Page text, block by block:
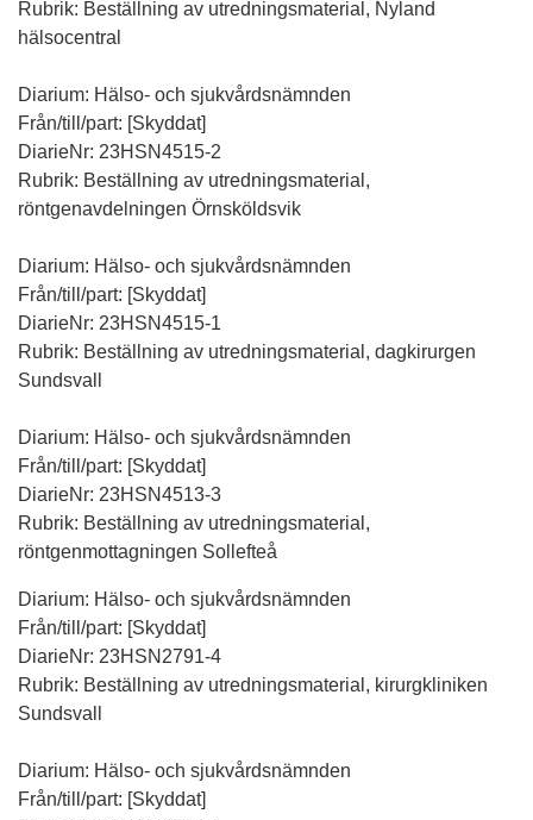
Rubrik: Beställning av utredningsmaterial, Nyland
hälsocentral
Diarium: Hälso- och sjukvårdsnämnden
Från/till/part: [Skyddat]
DiarieNr: 23HSN4515-2
Rubrik: Beställning av utredningsmaterial,
röntgenavdelningen Örnsköldsvik
Diarium: Hälso- och sjukvårdsnämnden
Från/till/part: [Skyddat]
DiarieNr: 23HSN4515-1
Rubrik: Beställning av utredningsmaterial, dagkirurgen
Sundsvall
Diarium: Hälso- och sjukvårdsnämnden
Från/till/part: [Skyddat]
DiarieNr: 23HSN4513-3
Rubrik: Beställning av utredningsmaterial,
röntgenmottagningen Sollefteå
Diarium: Hälso- och sjukvårdsnämnden
Från/till/part: [Skyddat]
DiarieNr: 23HSN2791-4
Rubrik: Beställning av utredningsmaterial, kirurgkliniken
Sundsvall
Diarium: Hälso- och sjukvårdsnämnden
Från/till/part: [Skyddat]